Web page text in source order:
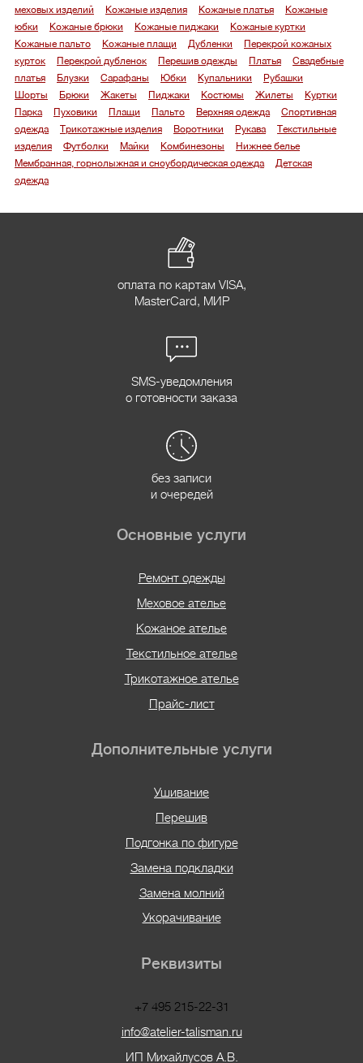
меховых изделий
Кожаные изделия Кожаные платья
Кожаные
юбки
Кожаные брюки Кожаные пиджаки
Кожаные куртки
Кожаные пальто
Кожаные плащи Дубленки
Перекрой кожаных
курток
Перекрой дубленок Перешив одежды Платья
Свадебные
платья
Блузки Сарафаны Юбки Купальники
Рубашки
Шорты
Брюки Жакеты Пиджаки Костюмы Жилеты
Куртки
Парка
Пуховики Плащи Пальто Верхняя одежда
Спортивная
одежда
Трикотажные изделия Воротники Рукава
Текстильные
изделия
Футболки Майки Комбинезоны
Нижнее белье
Мембранная, горнолыжная и сноубордическая одежда
Детская
одежда
оплата по картам VISA,
MasterCard, МИР
SMS-уведомления
о готовности заказа
без записи
и очередей
Основные услуги
Ремонт одежды
Меховое ателье
Кожаное ателье
Текстильное ателье
Трикотажное ателье
Прайс-лист
Дополнительные услуги
Ушивание
Перешив
Подгонка по фигуре
Замена подкладки
Замена молний
Укорачивание
Реквизиты
+7 495 215-22-31
info@atelier-talisman.ru
ИП Михайлусов А.В.